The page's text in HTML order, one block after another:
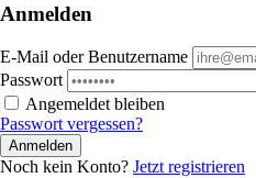
Anmelden
E-Mail oder Benutzername
Passwort
Angemeldet bleiben
Passwort vergessen?
Anmelden
Noch kein Konto? Jetzt registrieren